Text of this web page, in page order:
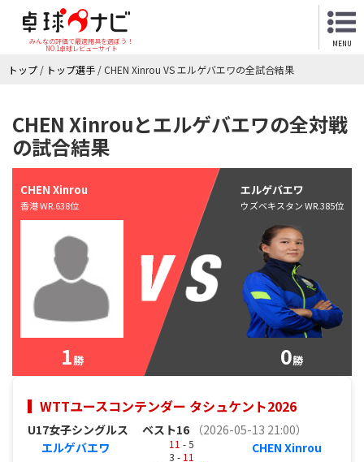
みんなの評価で最適用具を選ぼう！
NO.1卓球レビューサイト
MENU
トップ / トップ選手 / CHEN Xinrou VS エルゲバエワの全試合結果
CHEN Xinrouとエルゲバエワの全対戦
の試合結果
CHEN Xinrou
香港 WR.638位
1勝
エルゲバエワ
ウズベキスタン WR.385位
0勝
WTTユースコンテンダー タシュケント2026
U17女子シングルス ベスト16
（2026-05-13 21:00）
エルゲバエワ
11 - 5
3 - 11
CHEN Xinrou